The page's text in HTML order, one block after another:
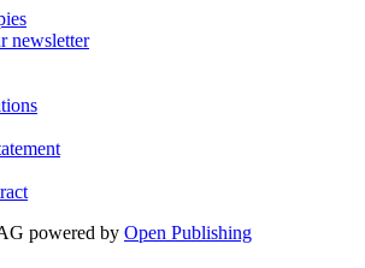
newsletter
powered by Open Publishing